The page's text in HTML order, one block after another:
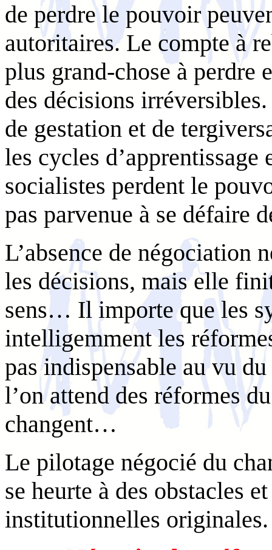
de perdre le pouvoir
autoritaires. Le compte à
plus grand-chose à perdre
des décisions
de gestation et de
les cycles
socialistes perdent le
pas parvenue à se défaire
L’absence de négociation
les décisions, mais elle
sens… Il importe que les
intelligemment les
pas indispensable au vu
l’on attend des réformes
changent…
Le pilotage négocié du
se heurte à des obstacles
institutionnelles originales.